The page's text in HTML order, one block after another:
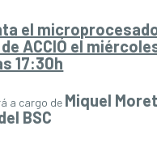
el
ACCIÓ el
17:30h
a cargo de Miquel
BSC